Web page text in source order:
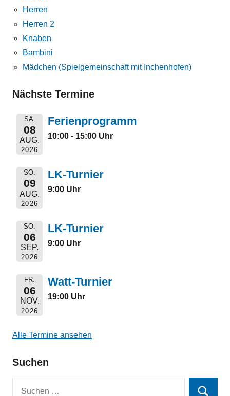
Herren
Herren 2
Knaben
Bambini
Mädchen (Spielgemeinschaft mit Inchenhofen)
Nächste Termine
SA.
08
AUG.
2026
Ferienprogramm
10:00 - 15:00 Uhr
SO.
09
AUG.
2026
LK-Turnier
9:00 Uhr
SO.
06
SEP.
2026
LK-Turnier
9:00 Uhr
FR.
06
NOV.
2026
Watt-Turnier
19:00 Uhr
Alle Termine ansehen
Suchen